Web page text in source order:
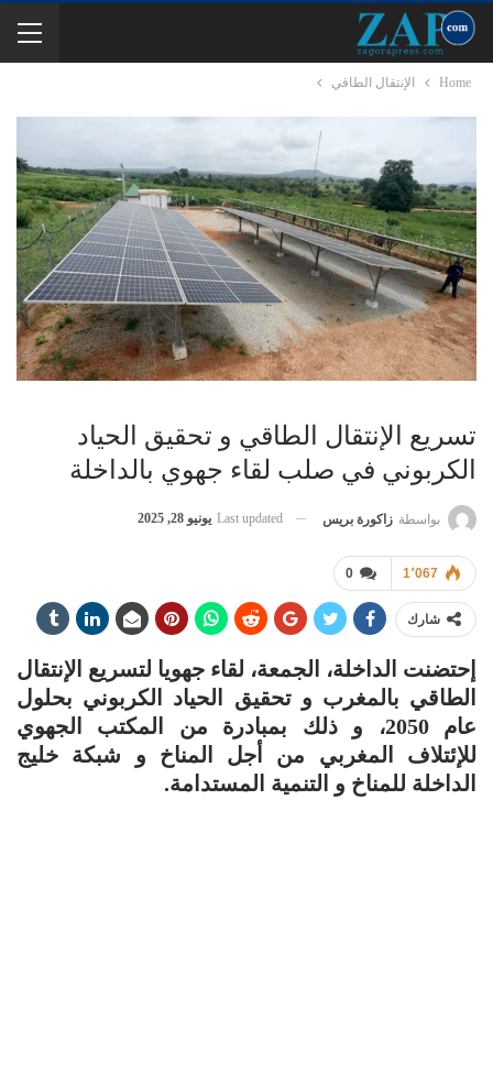
Home الإنتقال الطاقي
تسريع الإنتقال الطاقي و تحقيق الحياد
الكربوني في صلب لقاء جهوي بالداخلة
بواسطة زاكورة بريس Last updated يونيو 28, 2025
0 1٬067
شارك
إحتضنت الداخلة، الجمعة، لقاء جهويا لتسريع الإنتقال
الطاقي بالمغرب و تحقيق الحياد الكربوني بحلول
عام 2050، و ذلك بمبادرة من المكتب الجهوي
للإئتلاف المغربي من أجل المناخ و شبكة خليج
الداخلة للمناخ و التنمية المستدامة.